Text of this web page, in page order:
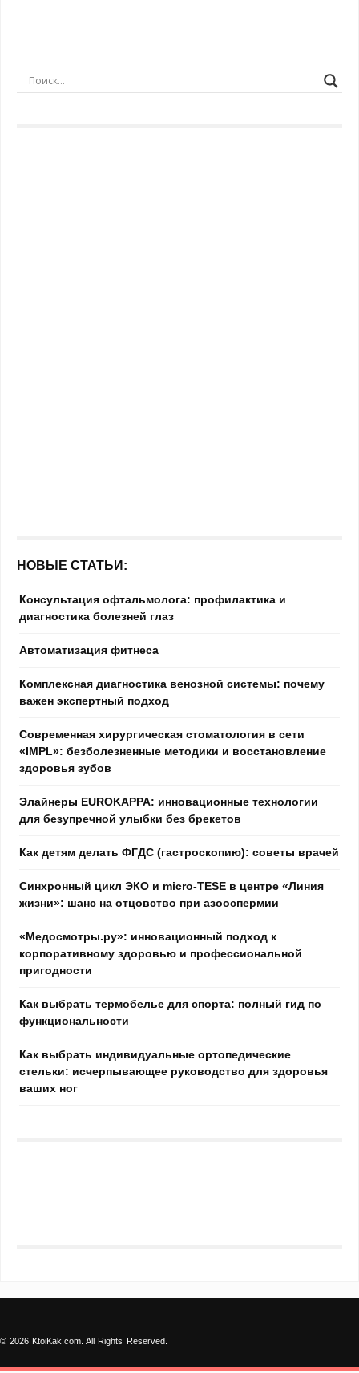
НОВЫЕ СТАТЬИ:
Консультация офтальмолога: профилактика и
диагностика болезней глаз
Автоматизация фитнеса
Комплексная диагностика венозной системы: почему
важен экспертный подход
Современная хирургическая стоматология в сети
«IMPL»: безболезненные методики и восстановление
здоровья зубов
Элайнеры EUROKAPPA: инновационные технологии
для безупречной улыбки без брекетов
Как детям делать ФГДС (гастроскопию): советы врачей
Синхронный цикл ЭКО и micro-TESE в центре «Линия
жизни»: шанс на отцовство при азооспермии
«Медосмотры.ру»: инновационный подход к
корпоративному здоровью и профессиональной
пригодности
Как выбрать термобелье для спорта: полный гид по
функциональности
Как выбрать индивидуальные ортопедические
стельки: исчерпывающее руководство для здоровья
ваших ног
© 2026 KtoiKak.com. All Rights Reserved.